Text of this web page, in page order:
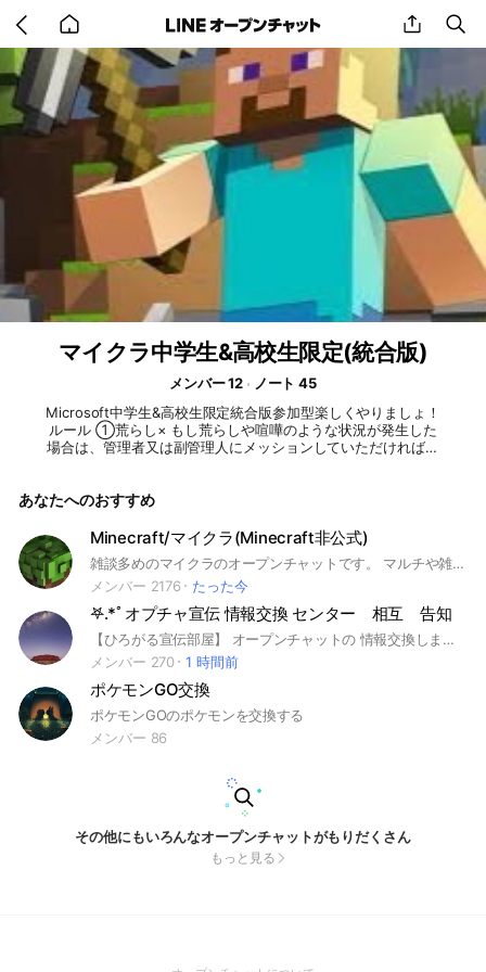
back
to
home
share
マイクラ中学生&高校生限定(統合版)
メンバー 12
ノート 45
Microsoft中学生&高校生限定統合版参加型楽しくやりましょ！
ルール ①荒らし× もし荒らしや喧嘩のような状況が発生した
場合は、管理者又は副管理人にメッションしていただければ、
あなたへのおすすめ
Minecraft/マイクラ(Minecraft非公式)
雑談多めのマイクラのオープンチャットです。 マルチや雑談何でもokです。 このオープンチャットは非公式です。 ※参加は日本語話せる方限定とさせていただきます。 Participation is limited to those who can speak Japanese <一度でもこのオープンチャットに入ったことのある方へ> 現在LINEオープンチャット運営による不適切な強制退会が発生しています。心当たりが無いのにもかかわらず入れない場合はこちらから連絡ください。 オープンチャット「Minecraft/マイクラ 管理OC」 https://line.me/ti/g2/HIencOfi1Rog4Y0bvpmW76PGuOMaoECnMTCpFg?utm_source=invitation&utm_medium=link_copy&utm_campaign=default タグ #マインクラフト #Minecraft #マイクラ #Switch #WiiU #Vita #PS3 #PS4 #PS5 #Xbox #XboxseriesX #スマホ #iPhone #iOS #Android #PC #Windows10 #統合版 #Java版 #Microsoft #マイクラダンジョンズ #ゲーム
メンバー 2176
たった今
‪𖤐.*ﾟオプチャ宣伝 情報交換 センター 相互 告知
【ひろがる宣伝部屋】 オープンチャットの 情報交換します 色々 お部屋ありますが 楽しいお部屋の話ばかりで無く 珍しいお部屋の 話 変わったお部屋の 話 貴方の訪れた お部屋の お話しを お待ちしてます！ 🍖オプチャ全般 サポートします 【宣伝歓迎】 検索 告知 広告 相互 宣伝 連投 勧誘 誘導 拡散 増員 集客 アップ UP ライブトーク ライク ライト LIVETALK livetalk 流通 新設 増設 オススメ トピック 上位 ランキング 急上昇 カテゴリー ヒットチャート 話題 人気 界隈 #甲寅
メンバー 270
1 時間前
ポケモンGO交換
ポケモンGOのポケモンを交換する
メンバー 86
その他にもいろんなオープンチャットがもりだくさん
もっと見る